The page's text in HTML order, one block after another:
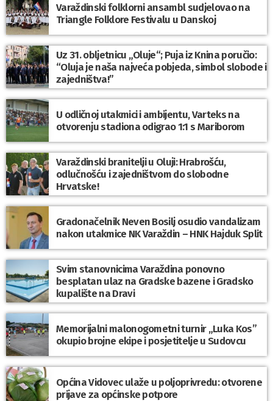
Varaždinski folklorni ansambl sudjelovao na
Triangle Folklore Festivalu u Danskoj
Uz 31. obljetnicu „Oluje“; Puja iz Knina poručio:
“Oluja je naša najveća pobjeda, simbol slobode i
zajedništva!”
U odličnoj utakmici i ambijentu, Varteks na
otvorenju stadiona odigrao 1:1 s Mariborom
Varaždinski branitelji u Oluji: Hrabrošću,
odlučnošću i zajedništvom do slobodne
Hrvatske!
Gradonačelnik Neven Bosilj osudio vandalizam
nakon utakmice NK Varaždin – HNK Hajduk Split
Svim stanovnicima Varaždina ponovno
besplatan ulaz na Gradske bazene i Gradsko
kupalište na Dravi
Memorijalni malonogometni turnir „Luka Kos”
okupio brojne ekipe i posjetitelje u Sudovcu
Općina Vidovec ulaže u poljoprivredu: otvorene
prijave za općinske potpore